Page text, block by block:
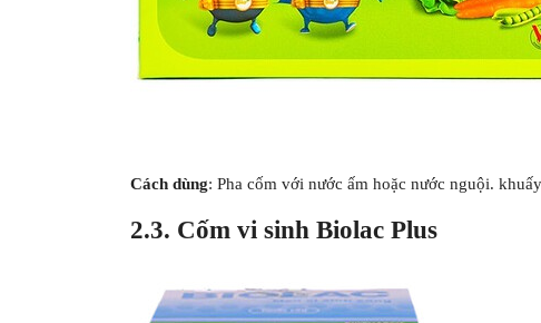
Cách dùng: Pha cốm với nước ấm hoặc nước nguội.
2.3. Cốm vi sinh Biolac Plus